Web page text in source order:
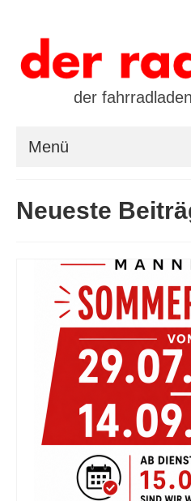
der
Menü
öffnungszeiten / kontakt
leasing / finanzierung
preistool
kalender
specials
tout terrain pamir /
urban arrow
impressum
Neueste